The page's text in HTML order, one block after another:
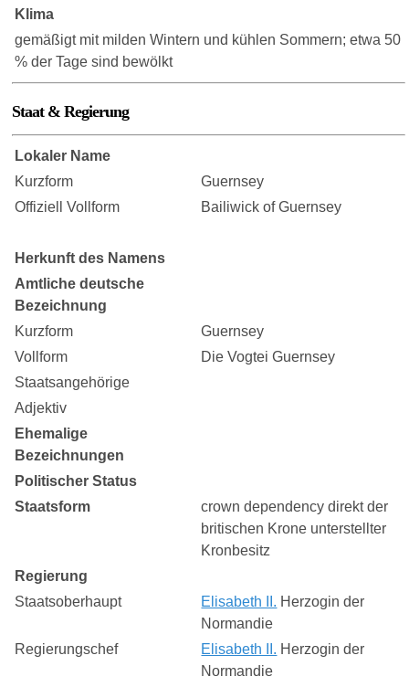
Klima
gemäßigt mit milden Wintern und kühlen Sommern; etwa 50
% der Tage sind bewölkt
Staat & Regierung
Lokaler Name
Kurzform
Guernsey
Offiziell Vollform
Bailiwick of Guernsey
Herkunft des Namens
Amtliche deutsche
Bezeichnung
Kurzform
Guernsey
Vollform
Die Vogtei Guernsey
Staatsangehörige
Adjektiv
Ehemalige
Bezeichnungen
Politischer Status
Staatsform
crown dependency direkt der
britischen Krone unterstellter
Kronbesitz
Regierung
Staatsoberhaupt
Elisabeth II. Herzogin der
Normandie
Regierungschef
Elisabeth II. Herzogin der
Normandie